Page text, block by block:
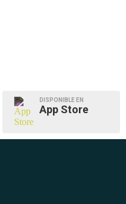
DISPONIBLE EN
App Store